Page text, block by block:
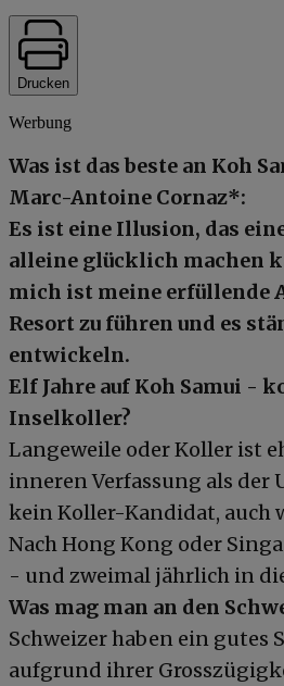
Drucken
Werbung
Was ist das beste an Koh
Marc-Antoine Cornaz*:
Es ist eine Illusion, das
alleine glücklich machen
mich ist meine erfüllende
Resort zu führen und es
entwickeln.
Elf Jahre auf Koh Samui -
Inselkoller?
Langeweile oder Koller ist
inneren Verfassung als der
kein Koller-Kandidat, auch
Nach Hong Kong oder
- und zweimal jährlich in
Was mag man an den
Schweizer haben ein gutes
aufgrund ihrer